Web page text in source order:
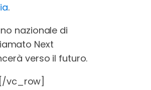
.
nazionale di
Next
verso il futuro.
vc_row]